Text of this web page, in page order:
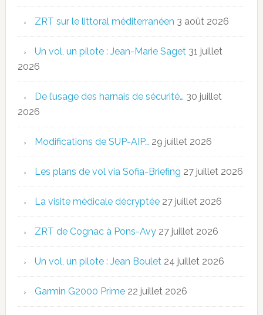
ZRT sur le littoral méditerranéen 3 août 2026
Un vol, un pilote : Jean-Marie Saget 31 juillet
2026
De l’usage des harnais de sécurité… 30 juillet
2026
Modifications de SUP-AIP… 29 juillet 2026
Les plans de vol via Sofia-Briefing 27 juillet 2026
La visite médicale décryptée 27 juillet 2026
ZRT de Cognac à Pons-Avy 27 juillet 2026
Un vol, un pilote : Jean Boulet 24 juillet 2026
Garmin G2000 Prime 22 juillet 2026